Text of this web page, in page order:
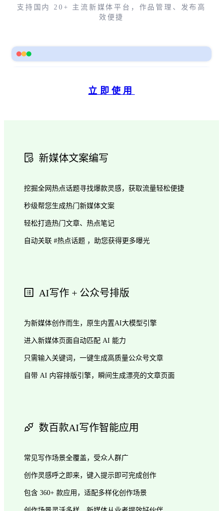
支持国内 20+ 主流新媒体平台，作品管理、发布高
效便捷
立即使用
新媒体文案编写
挖掘全网热点话题寻找爆款灵感，获取流量轻松便捷
秒级帮您生成热门新媒体文案
轻松打造热门文章、热点笔记
自动关联 #热点话题 ，助您获得更多曝光
AI写作 + 公众号排版
为新媒体创作而生，原生内置AI大模型引擎
进入新媒体页面自动匹配 AI 能力
只需输入关键词，一键生成高质量公众号文章
自带 AI 内容排版引擎，瞬间生成漂亮的文章页面
数百款AI写作智能应用
常见写作场景全覆盖，受众人群广
创作灵感呼之即来，键入提示即可完成创作
包含 360+ 款应用，适配多样化创作场景